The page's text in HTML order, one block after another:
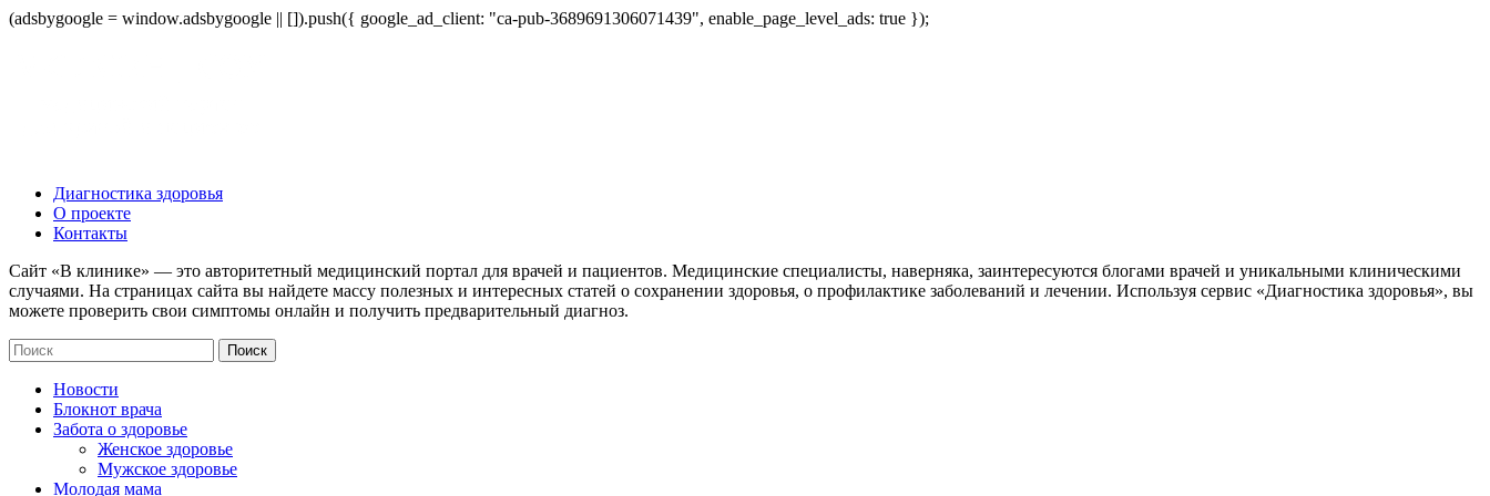
(adsbygoogle = window.adsbygoogle || []).push({ google_ad_client: "ca-pub-3689691306071439", enable_page_level_ads: true });
Диагностика здоровья
О проекте
Контакты
Сайт «В клинике» — это авторитетный медицинский портал для врачей и пациентов. Медицинские специалисты, наверняка, заинтересуются блогами врачей и уникальными клиническими
случаями. На страницах сайта вы найдете массу полезных и интересных статей о сохранении здоровья, о профилактике заболеваний и лечении. Используя сервис «Диагностика здоровья», вы
можете проверить свои симптомы онлайн и получить предварительный диагноз.
Новости
Блокнот врача
Забота о здоровье
Женское здоровье
Мужское здоровье
Молодая мама